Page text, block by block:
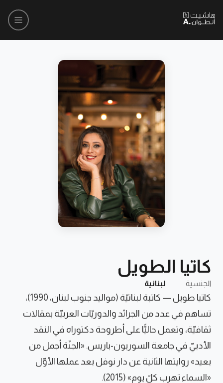
كاتيا الطويل
الجنسية لبنانية
كاتيا طويل — كاتبة لبنانيّة (مواليد جنوب لبنان، 1990)،
تساهم في عدد من الجرائد والدوريّات العربيّة بمقالات
ثقافيّة، وتعمل حاليًّا على أطروحة دكتوراه في النقد
الأدبيّ في جامعة السوربون-باريس. «الجنّة أجمل من
بعيد» روايتها الثانية عن دار نوفل بعد عملها الأوّل
«السماء تهرب كلّ يوم» (2015).